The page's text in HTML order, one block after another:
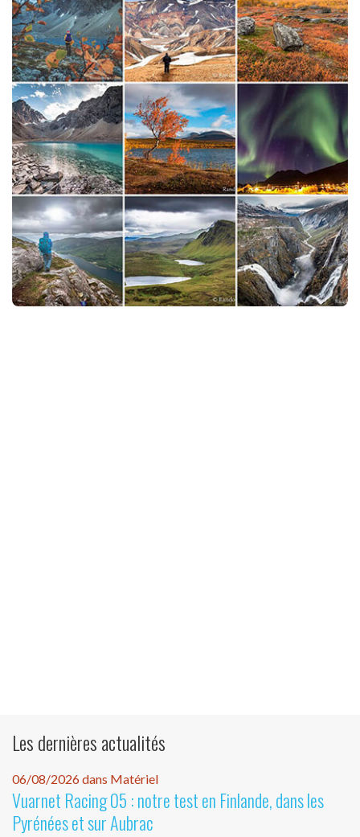
Les dernières actualités
06/08/2026 dans Matériel
Vuarnet Racing 05 : notre test en Finlande, dans les
Pyrénées et sur Aubrac